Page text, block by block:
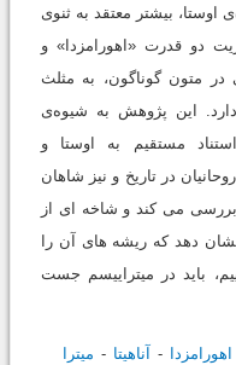
بیشتر معتقد به ثنوی
دو قدرت «اهورامزدا» و
متون گوناگون، به مثلث
دارد. این پژوهش به شیوه‌ی
مستقیم به اوستا و
در تاریخ و نیز شاهان
می کند و شاخه ای از
دهد که ریشه های آن را
باید در میتراییسم جست
اهورامزدا آناهیتا میترا